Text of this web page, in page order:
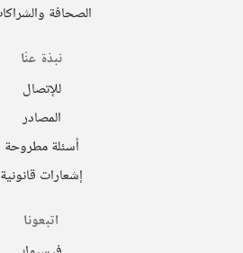
الصحافة
نبذة عنّا
للإتصال
المصادر
أسئلة مطروحة
إشعارات قانونية
اتبعونا